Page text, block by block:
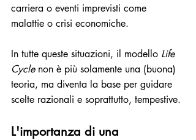
carriera o eventi imprevisti come
malattie o crisi economiche.
In tutte queste situazioni, il modello Life
Cycle non è più solamente una (buona)
teoria, ma diventa la base per guidare
scelte razionali e soprattutto, tempestive.
L'importanza di una